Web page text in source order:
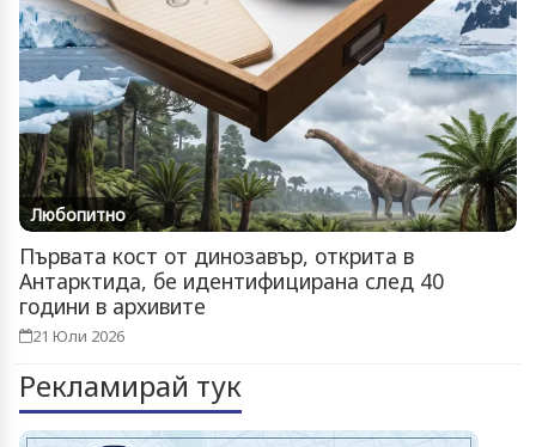
Любопитно
Първата кост от динозавър, открита в
Антарктида, бе идентифицирана след 40
години в архивите
21 Юли 2026
Рекламирай тук